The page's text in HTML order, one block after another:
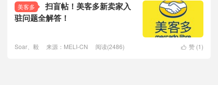
美客多
扫盲帖！美客多新卖家入
驻问题全解答！
 赞 (1)
Soar、毅 来源：MELI-CN 阅读(2486)